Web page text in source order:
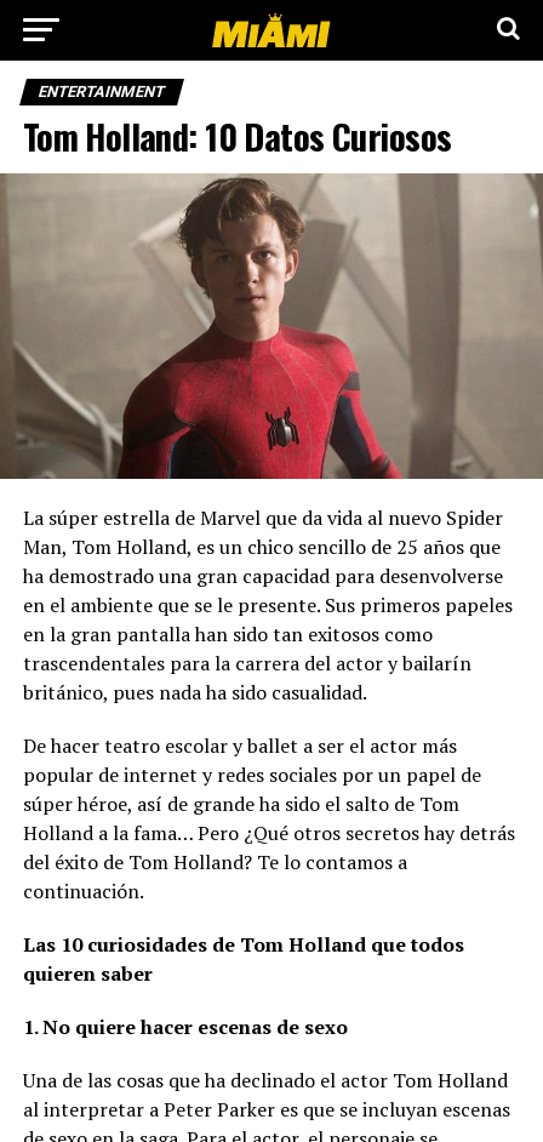
ENTERTAINMENT
Tom Holland: 10 Datos Curiosos
La súper estrella de Marvel que da vida al nuevo Spider
Man, Tom Holland, es un chico sencillo de 25 años que
ha demostrado una gran capacidad para desenvolverse
en el ambiente que se le presente. Sus primeros papeles
en la gran pantalla han sido tan exitosos como
trascendentales para la carrera del actor y bailarín
británico, pues nada ha sido casualidad.
De hacer teatro escolar y ballet a ser el actor más
popular de internet y redes sociales por un papel de
súper héroe, así de grande ha sido el salto de Tom
Holland a la fama… Pero ¿Qué otros secretos hay detrás
del éxito de Tom Holland? Te lo contamos a
continuación.
Las 10 curiosidades de Tom Holland que todos
quieren saber
1. No quiere hacer escenas de sexo
Una de las cosas que ha declinado el actor Tom Holland
al interpretar a Peter Parker es que se incluyan escenas